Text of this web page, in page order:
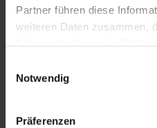
Partner führen diese
weiteren Daten zusammen,
haben oder die sie im
Notwendig
Präferenzen